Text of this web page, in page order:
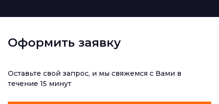
Оформить заявку
Оставьте свой запрос, и мы свяжемся с Вами в
течение 15 минут